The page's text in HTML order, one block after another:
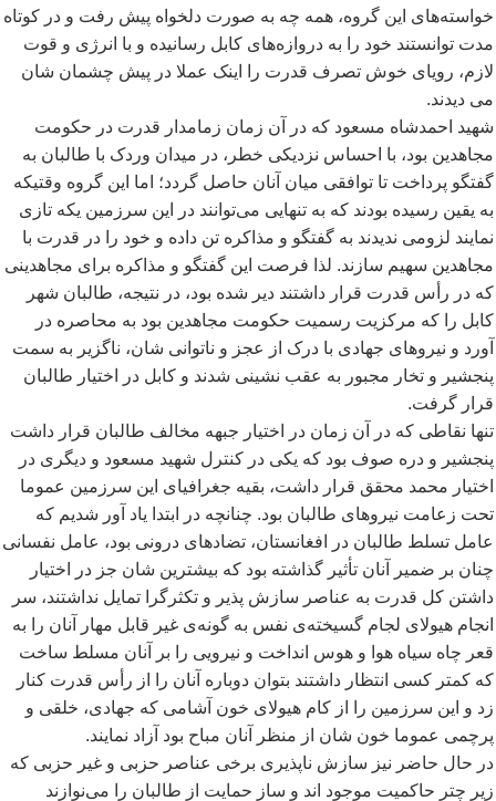
خواستههای این گروه، همه چه به صورت دلخواه پیش رفت و در کوتاه
مدت توانستند خود را به دروازههای کابل رسانیده و با انرژی و قوت
لازم، رویای خوش تصرف قدرت را اینک عملا در پیش چشمان شان
می دیدند.
شهید احمدشاه مسعود که در آن زمان زمامدار قدرت در حکومت
مجاهدین بود، با احساس نزدیکی خطر، در میدان وردک با طالبان به
گفتگو پرداخت تا توافقی میان آنان حاصل گردد؛ اما این گروه وقتیکه
به یقین رسیده بودند که به تنهایی میتوانند در این سرزمین یکه تازی
نمایند لزومی ندیدند به گفتگو و مذاکره تن داده و خود را در قدرت با
مجاهدین سهیم سازند. لذا فرصت این گفتگو و مذاکره برای مجاهدینی
که در رأس قدرت قرار داشتند دیر شده بود، در نتیجه، طالبان شهر
کابل را که مرکزیت رسمیت حکومت مجاهدین بود به محاصره در
آورد و نیروهای جهادی با درک از عجز و ناتوانی شان، ناگزیر به سمت
پنجشیر و تخار مجبور به عقب نشینی شدند و کابل در اختیار طالبان
قرار گرفت.
تنها نقاطی که در آن زمان در اختیار جبهه مخالف طالبان قرار داشت
پنجشیر و دره صوف بود که یکی در کنترل شهید مسعود و دیگری در
اختیار محمد محقق قرار داشت، بقیه جغرافیای این سرزمین عموما
تحت زعامت نیروهای طالبان بود. چنانچه در ابتدا یاد آور شدیم که
عامل تسلط طالبان در افغانستان، تضادهای درونی بود، عامل نفسانی
چنان بر ضمیر آنان تأثیر گذاشته بود که بیشترین شان جز در اختیار
داشتن کل قدرت به عناصر سازش پذیر و تکثرگرا تمایل نداشتند، سر
انجام هیولای لجام گسیختهی نفس به گونهی غیر قابل مهار آنان را به
قعر چاه سیاه هوا و هوس انداخت و نیرویی را بر آنان مسلط ساخت
که کمتر کسی انتظار داشتند بتوان دوباره آنان را از رأس قدرت کنار
زد و این سرزمین را از کام هیولای خون آشامی که جهادی، خلقی و
پرچمی عموما خون شان از منظر آنان مباح بود آزاد نمایند.
در حال حاضر نیز سازش ناپذیری برخی عناصر حزبی و غیر حزبی که
زیر چتر حاکمیت موجود اند و ساز حمایت از طالبان را مینوازند